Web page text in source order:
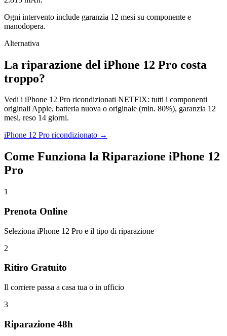
Ogni intervento include garanzia 12 mesi su componente e
manodopera.
Alternativa
La riparazione del iPhone 12 Pro costa
troppo?
Vedi i iPhone 12 Pro ricondizionati NETFIX: tutti i componenti
originali Apple, batteria nuova o originale (min. 80%), garanzia 12
mesi, reso 14 giorni.
iPhone 12 Pro ricondizionato →
Come Funziona la Riparazione iPhone 12
Pro
1
Prenota Online
Seleziona iPhone 12 Pro e il tipo di riparazione
2
Ritiro Gratuito
Il corriere passa a casa tua o in ufficio
3
Riparazione 48h